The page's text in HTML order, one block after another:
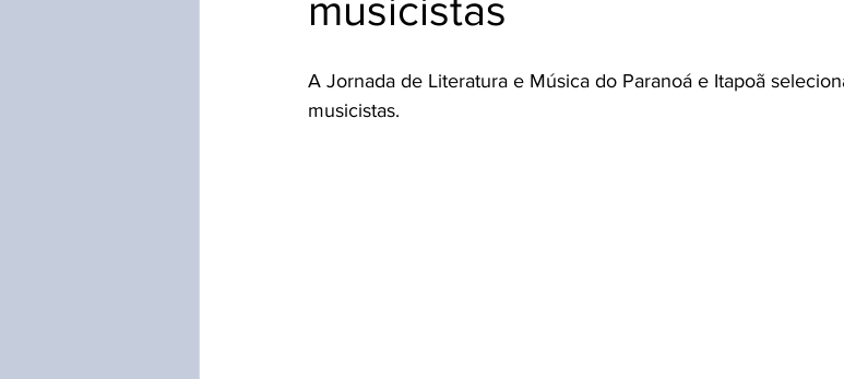
musicistas
A Jornada de Literatura e Música do Paranoá e Itapoã
musicistas.